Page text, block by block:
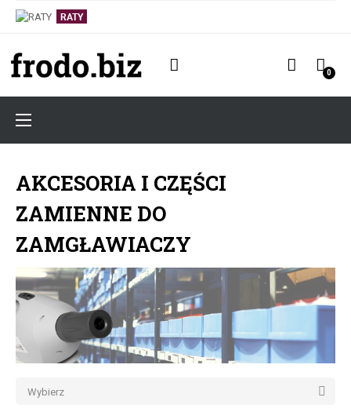
RATY
0
Toggle
☰
OPRYSKIWACZE I ZAMGŁAWIACZE
AKCESORIA I CZĘŚCI
ZAMIENNE DO
ZAMGŁAWIACZY
Wybierz 